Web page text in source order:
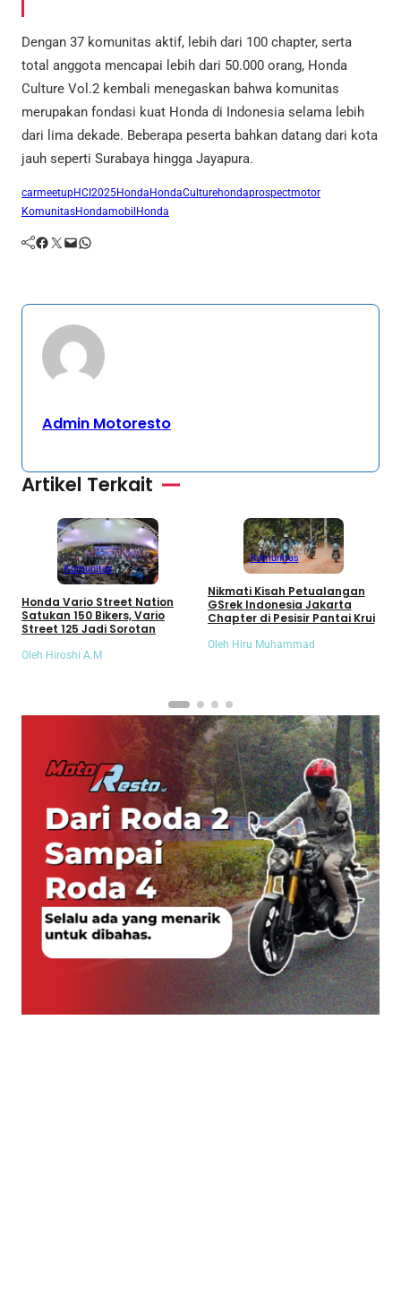
Dengan 37 komunitas aktif, lebih dari 100 chapter, serta
total anggota mencapai lebih dari 50.000 orang, Honda
Culture Vol.2 kembali menegaskan bahwa komunitas
merupakan fondasi kuat Honda di Indonesia selama lebih
dari lima dekade. Beberapa peserta bahkan datang dari kota
jauh seperti Surabaya hingga Jayapura.
carmeetupHCI2025Honda HondaCulturehondaprospectmotor
KomunitasHondamobilHonda
Facebook Twitter Mail WhatsApp
Admin Motoresto
Artikel Terkait
Komunitas
Honda Vario Street Nation
Satukan 150 Bikers, Vario
Street 125 Jadi Sorotan
Oleh Hiroshi A.M
Komunitas
Nikmati Kisah Petualangan
GSrek Indonesia Jakarta
Chapter di Pesisir Pantai Krui
Oleh Hiru Muhammad